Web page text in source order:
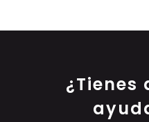
¿Tienes